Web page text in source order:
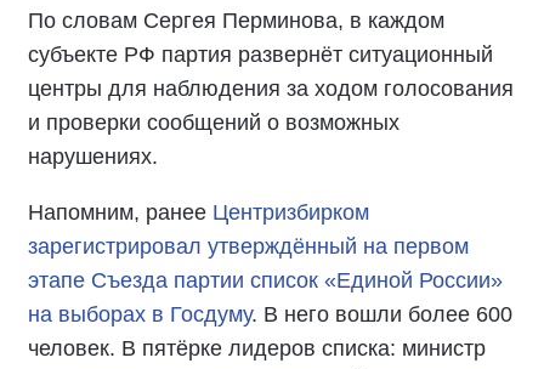
По словам Сергея Перминова, в каждом
субъекте РФ партия развернёт ситуационный
центры для наблюдения за ходом голосования
и проверки сообщений о возможных
нарушениях.
Напомним, ранее Центризбирком
зарегистрировал утверждённый на первом
этапе Съезда партии список «Единой России»
на выборах в Госдуму. В него вошли более 600
человек. В пятёрке лидеров списка: министр